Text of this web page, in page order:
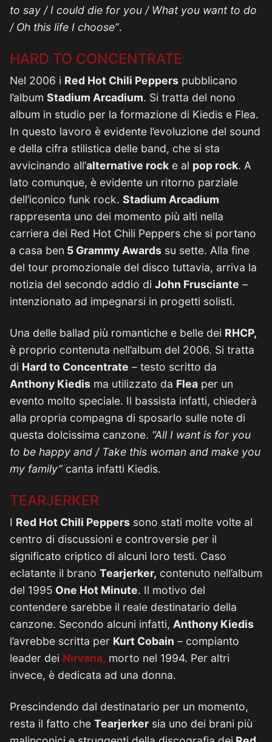
to say / I could die for you / What you want to do
/ Oh this life I choose”.
HARD TO CONCENTRATE
Nel 2006 i Red Hot Chili Peppers pubblicano
l’album Stadium Arcadium. Si tratta del nono
album in studio per la formazione di Kiedis e Flea.
In questo lavoro è evidente l’evoluzione del sound
e della cifra stilistica delle band, che si sta
avvicinando all’alternative rock e al pop rock. A
lato comunque, è evidente un ritorno parziale
dell’iconico funk rock. Stadium Arcadium
rappresenta uno dei momento più alti nella
carriera dei Red Hot Chili Peppers che si portano
a casa ben 5 Grammy Awards su sette. Alla fine
del tour promozionale del disco tuttavia, arriva la
notizia del secondo addio di John Frusciante –
intenzionato ad impegnarsi in progetti solisti.
Una delle ballad più romantiche e belle dei RHCP,
è proprio contenuta nell’album del 2006. Si tratta
di Hard to Concentrate – testo scritto da
Anthony Kiedis ma utilizzato da Flea per un
evento molto speciale. Il bassista infatti, chiederà
alla propria compagna di sposarlo sulle note di
questa dolcissima canzone. “All I want is for you
to be happy and / Take this woman and make you
my family” canta infatti Kiedis.
TEARJERKER
I Red Hot Chili Peppers sono stati molte volte al
centro di discussioni e controversie per il
significato criptico di alcuni loro testi. Caso
eclatante il brano Tearjerker, contenuto nell’album
del 1995 One Hot Minute. Il motivo del
contendere sarebbe il reale destinatario della
canzone. Secondo alcuni infatti, Anthony Kiedis
l’avrebbe scritta per Kurt Cobain – compianto
leader dei Nirvana, morto nel 1994. Per altri
invece, è dedicata ad una donna.
Prescindendo dal destinatario per un momento,
resta il fatto che Tearjerker sia uno dei brani più